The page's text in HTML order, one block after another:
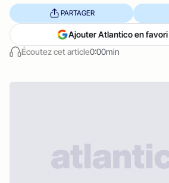
Écoutez cet article0:00min
PARTAGER
Ajouter Atlantico en favori